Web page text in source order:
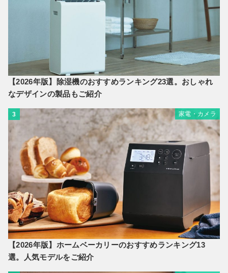
【2026年版】除湿機のおすすめランキング23選。おしゃれ
なデザインの製品もご紹介
3 家電・カメラ
【2026年版】ホームベーカリーのおすすめランキング13
選。人気モデルをご紹介